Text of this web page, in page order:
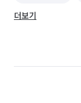
서울 동대문구
서울 용산구
더보기